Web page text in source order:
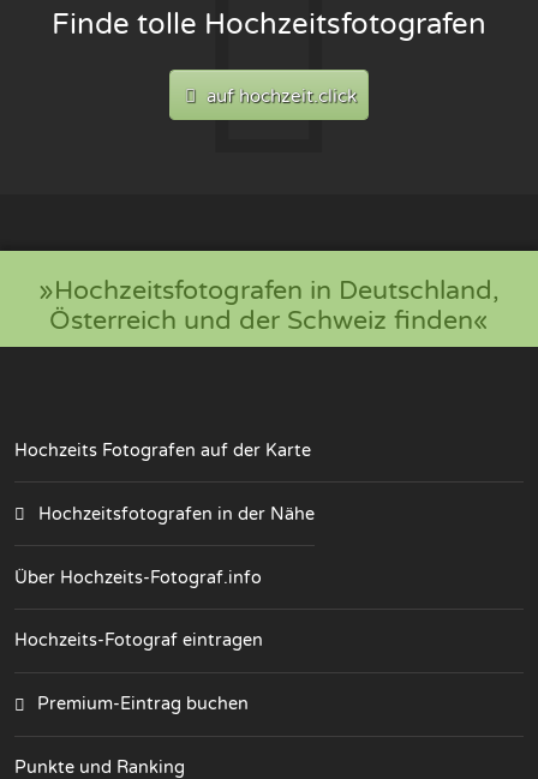
Finde tolle Hochzeitsfotografen
auf hochzeit.click
»Hochzeitsfotografen in Deutschland,
Österreich und der Schweiz finden«
Hochzeits Fotografen auf der Karte
Hochzeitsfotografen in der Nähe
Über Hochzeits-Fotograf.info
Hochzeits-Fotograf eintragen
Premium-Eintrag buchen
Punkte und Ranking